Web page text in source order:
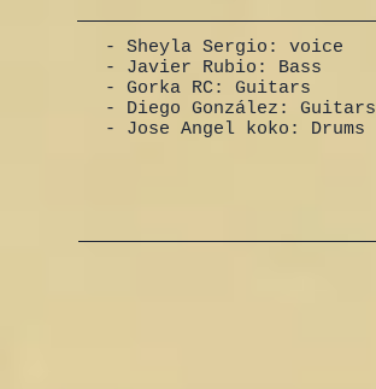
- Sheyla Sergio: voice
- Javier Rubio: Bass
- Gorka RC: Guitars
- Diego González: Guitars
- Jose Angel koko: Drums